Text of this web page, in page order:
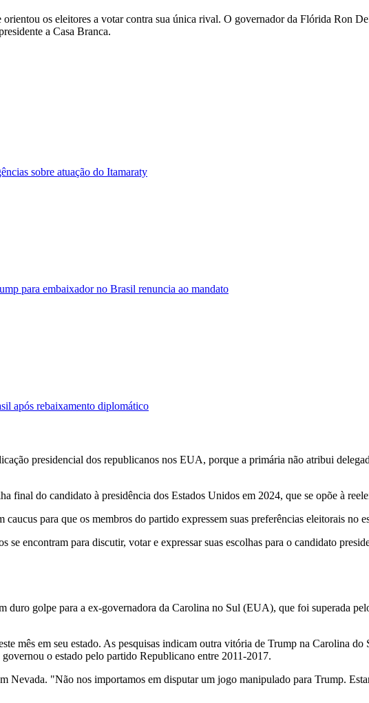
os eleitores a votar contra sua única rival. O governador da Flórida Ron
a Casa Branca.
sobre atuação do Itamaraty
para embaixador no Brasil renuncia ao mandato
após rebaixamento diplomático
presidencial dos republicanos nos EUA, porque a primária não atribui
final do candidato à presidência dos Estados Unidos em 2024, que se opõe à
para que os membros do partido expressem suas preferências eleitorais no
se encontram para discutir, votar e expressar suas escolhas para o candidato
duro golpe para a ex-governadora da Carolina no Sul (EUA), que foi superada
mês em seu estado. As pesquisas indicam outra vitória de Trump na Carolina
o estado pelo partido Republicano entre 2011-2017.
Nevada. "Não nos importamos em disputar um jogo manipulado para Trump.